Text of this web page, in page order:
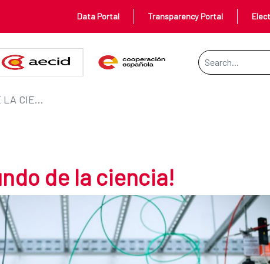
Data Portal Transparency Portal
Search Bar
¡DESCUBRE EL MUNDO DE LA CIENCIA!
de la ciencia!